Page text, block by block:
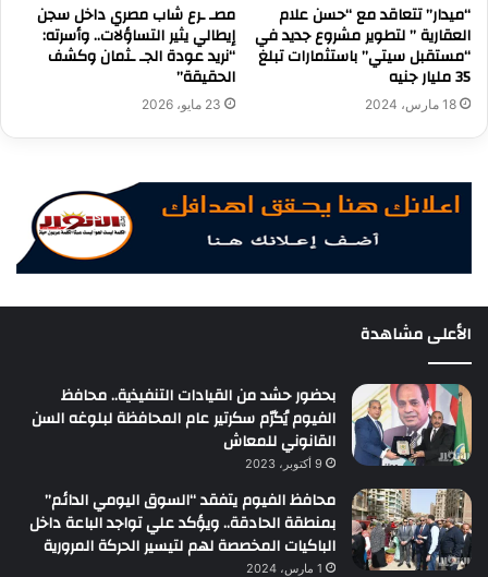
“ميدار” تتعاقد مع “حسن علام
العقارية ” لتطوير مشروع جديد في
“مستقبل سيتي” باستثمارات تبلغ
35 مليار جنيه
18 مارس، 2024
مصـ ـرع شاب مصري داخل سجن
إيطالي يثير التساؤلات.. وأسرته:
“نريد عودة الجـ ـثمان وكشف
الحقيقة”
23 مايو، 2026
الأعلى مشاهدة
بحضور حشد من القيادات التنفيذية.. محافظ
الفيوم يُكرّم سكرتير عام المحافظة لبلوغه السن
القانوني للمعاش
9 أكتوبر، 2023
محافظ الفيوم يتفقد “السوق اليومي الدائم”
بمنطقة الحادقة.. ويؤكد علي تواجد الباعة داخل
الباكيات المخصصة لهم لتيسير الحركة المرورية
1 مارس، 2024